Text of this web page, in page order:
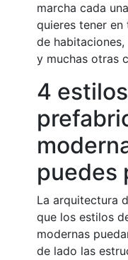
marcha cada
quieres tener
de
y muchas otras
4
puedes
La arquitectura
que los estilos
modernas
de lado las